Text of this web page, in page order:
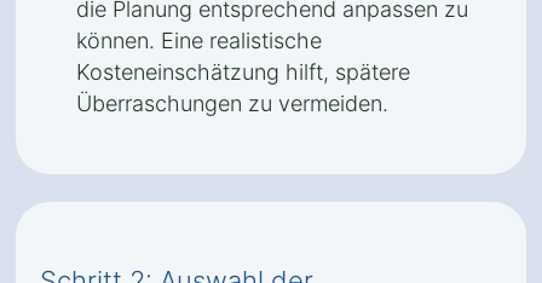
die Planung entsprechend anpassen zu
können. Eine realistische
Kosteneinschätzung hilft, spätere
Überraschungen zu vermeiden.